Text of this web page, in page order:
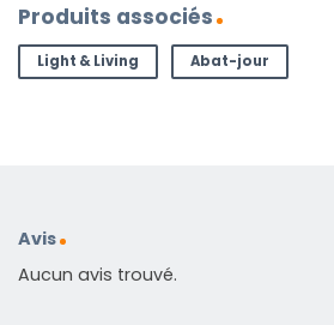
Produits associés
Light & Living Abat-jour
Avis
Aucun avis trouvé.